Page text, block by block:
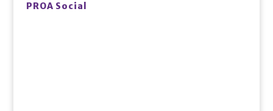
PROA Social